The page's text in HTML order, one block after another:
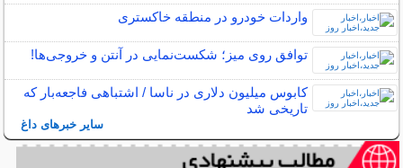
واردات خودرو در منطقه خاکستری
توافق روی میز؛ شکست‌نمایی در آنتن و خروجی‌ها!
کابوس میلیون دلاری در ناسا / اشتباهی فاجعه‌بار که
تاریخی شد
سایر خبرهای داغ